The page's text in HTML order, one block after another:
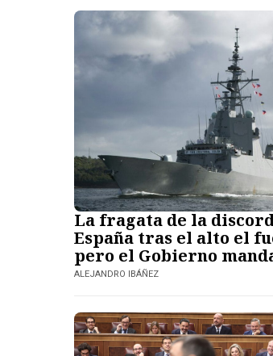
La fragata de la
España tras el alto el
pero el Gobierno
ALEJANDRO IBÁÑEZ